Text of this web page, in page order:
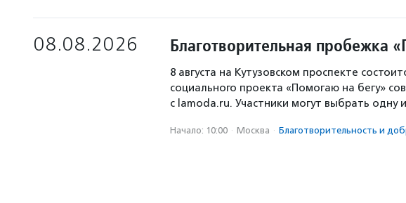
08.08.2026 Благотворительная пробежка
8 августа на Кутузовском проспекте
социального проекта «Помогаю на бегу»
с lamoda.ru. Участники могут выбрать одну
Начало: 10:00 · Москва · Благотвори­тель­ность и